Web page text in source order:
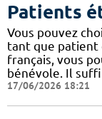
Patients
Vous pouvez
tant que patient
français, vous
bénévole. Il
17/06/2026 18:21